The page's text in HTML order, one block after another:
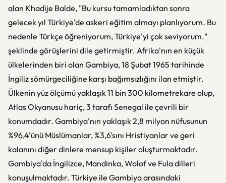
alan Khadije Balde, "Bu kursu tamamladıktan sonra
gelecek yıl Türkiye'de askeri eğitim almayı planlıyorum. Bu
nedenle Türkçe öğreniyorum, Türkiye'yi çok seviyorum."
şeklinde görüşlerini dile getirmiştir. Afrika'nın en küçük
ülkelerinden biri olan Gambiya, 18 Şubat 1965 tarihinde
İngiliz sömürgeciliğine karşı bağımsızlığını ilan etmiştir.
Ülkenin yüz ölçümü yaklaşık 11 bin 300 kilometrekare olup,
Atlas Okyanusu hariç, 3 tarafı Senegal ile çevrili bir
konumdadır. Gambiya'nın yaklaşık 2,8 milyon nüfusunun
%96,4'ünü Müslümanlar, %3,6'sını Hristiyanlar ve geri
kalanını diğer dinlere mensup kişiler oluşturmaktadır.
Gambiya'da İngilizce, Mandinka, Wolof ve Fula dilleri
konuşulmaktadır. Türkiye ile Gambiya arasındaki